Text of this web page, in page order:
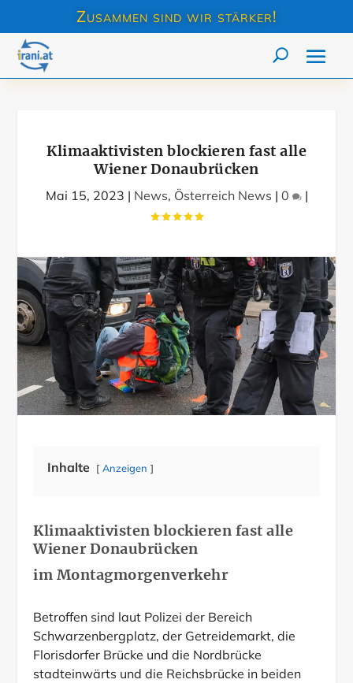
Zusammen sind wir stärker!
Klimaaktivisten blockieren fast alle
Wiener Donaubrücken
Mai 15, 2023 | News, Österreich News | 0 |
Inhalte Anzeigen
Klimaaktivisten blockieren fast alle
Wiener Donaubrücken
im Montagmorgenverkehr
Betroffen sind laut Polizei der Bereich
Schwarzenbergplatz, der Getreidemarkt, die
Florisdorfer Brücke und die Nordbrücke
stadteinwärts und die Reichsbrücke in beiden